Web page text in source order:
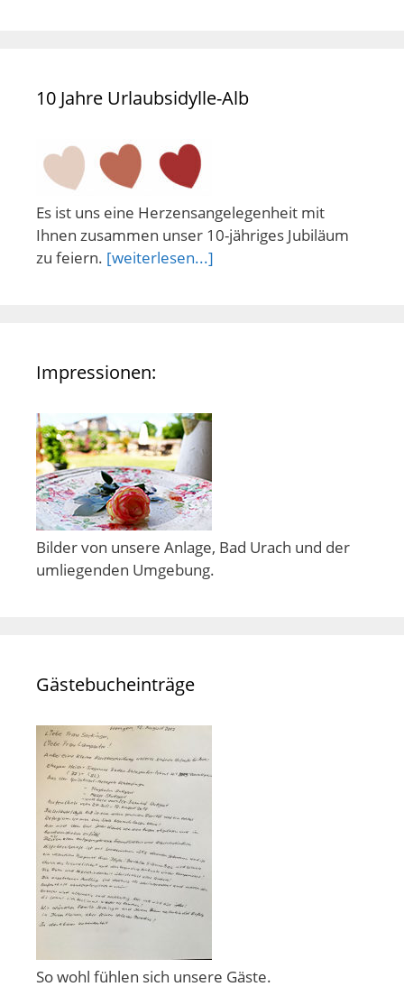
10 Jahre Urlaubsidylle-Alb
Es ist uns eine Herzensangelegenheit mit
Ihnen zusammen unser 10-jähriges Jubiläum
zu feiern. [weiterlesen...]
Impressionen:
Bilder von unsere Anlage, Bad Urach und der
umliegenden Umgebung.
Gästebucheinträge
So wohl fühlen sich unsere Gäste.